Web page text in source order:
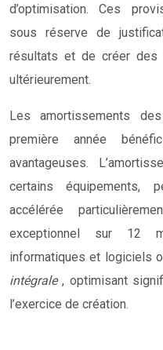
d’optimisation. Ces
sous réserve de
résultats et de créer des
ultérieurement.
Les amortissements
première année
avantageuses.
certains équipements,
accélérée
exceptionnel sur 12
informatiques et logiciels
intégrale, optimisant
l’exercice de création.